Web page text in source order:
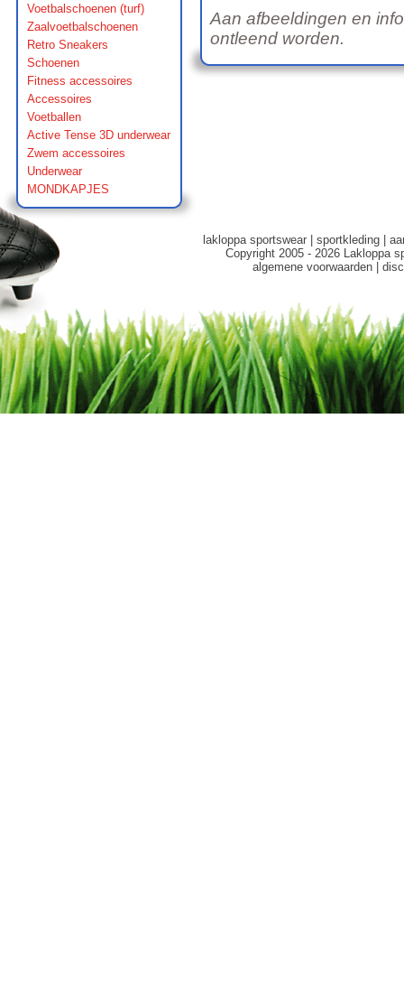
Voetbalschoenen (turf)
Zaalvoetbalschoenen
Retro Sneakers
Schoenen
Fitness accessoires
Accessoires
Voetballen
Active Tense 3D underwear
Zwem accessoires
Underwear
MONDKAPJES
Aan afbeeldingen en
ontleend worden.
lakloppa sportswear| sportkleding|
Copyright 2005 - 2026 Lakloppa
algemene voorwaarden